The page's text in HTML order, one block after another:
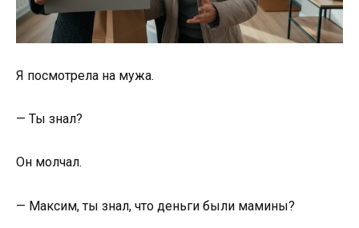
Я посмотрела на мужа.
— Ты знал?
Он молчал.
— Максим, ты знал, что деньги были мамины?